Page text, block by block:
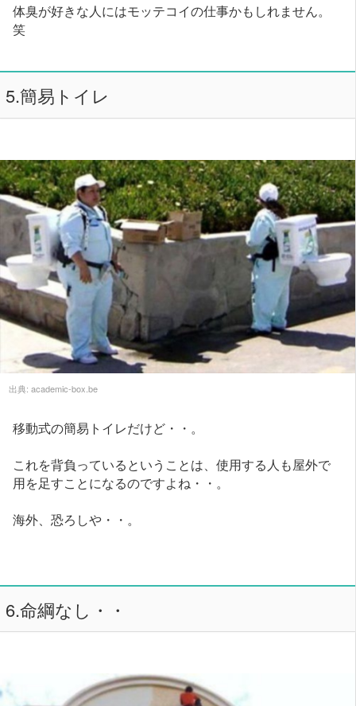
体臭が好きな人にはモッテコイの仕事かもしれません。
笑
5.簡易トイレ
出典: academic-box.be
移動式の簡易トイレだけど・・。
これを背負っているということは、使用する人も屋外で
用を足すことになるのですよね・・。
海外、恐ろしや・・。
6.命綱なし・・